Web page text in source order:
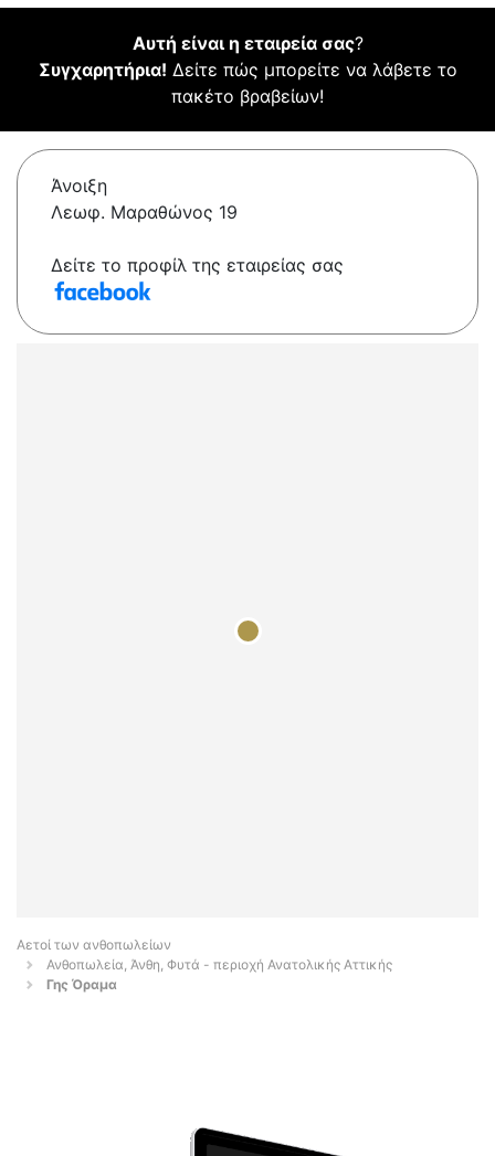
Αυτή είναι η εταιρεία σας?
Συγχαρητήρια! Δείτε πώς μπορείτε να λάβετε το
πακέτο βραβείων!
Άνοιξη
Λεωφ. Μαραθώνος 19
Δείτε το προφίλ της εταιρείας σας
Αετοί των ανθοπωλείων
Ανθοπωλεία, Άνθη, Φυτά - περιοχή Ανατολικής Αττικής
Γης Όραμα